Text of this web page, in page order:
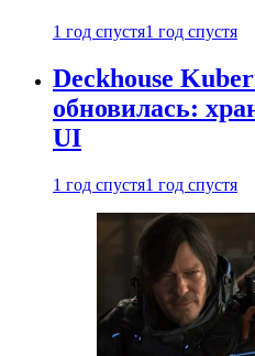
1 год спустя1 год спустя
Deckhouse
обновилась:
UI
1 год спустя1 год спустя